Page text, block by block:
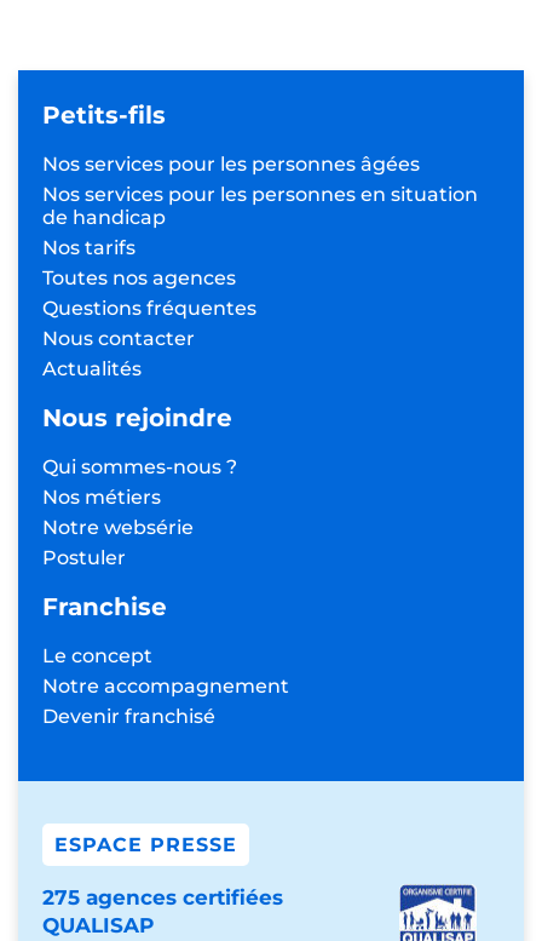
Petits-fils
Nos services pour les personnes âgées
Nos services pour les personnes en situation
de handicap
Nos tarifs
Toutes nos agences
Questions fréquentes
Nous contacter
Actualités
Nous rejoindre
Qui sommes-nous ?
Nos métiers
Notre websérie
Postuler
Franchise
Le concept
Notre accompagnement
Devenir franchisé
ESPACE PRESSE
275 agences certifiées
QUALISAP